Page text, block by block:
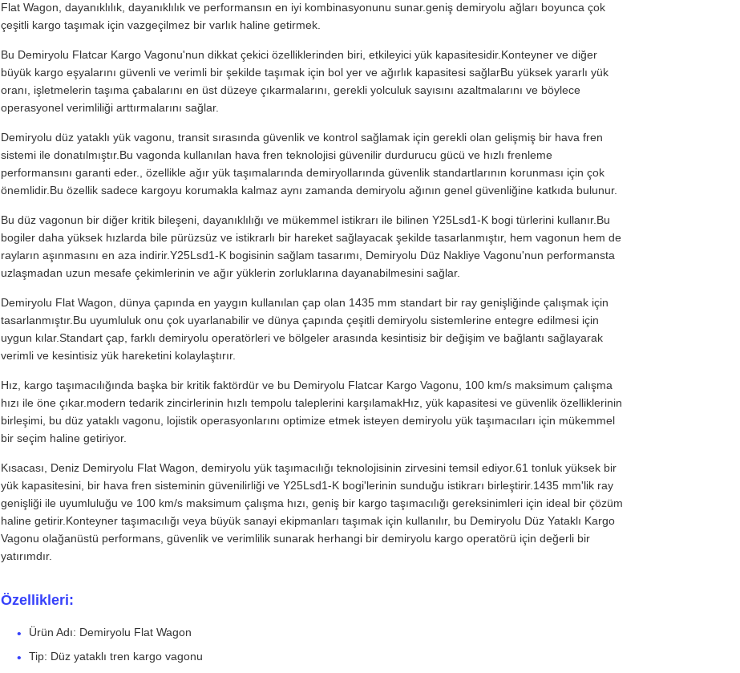
Flat Wagon, dayanıklılık, dayanıklılık ve performansın en iyi kombinasyonunu sunar.geniş demiryolu ağları boyunca çok
çeşitli kargo taşımak için vazgeçilmez bir varlık haline getirmek.
Bu Demiryolu Flatcar Kargo Vagonu'nun dikkat çekici özelliklerinden biri, etkileyici yük kapasitesidir.Konteyner ve diğer
büyük kargo eşyalarını güvenli ve verimli bir şekilde taşımak için bol yer ve ağırlık kapasitesi sağlarBu yüksek yararlı yük
oranı, işletmelerin taşıma çabalarını en üst düzeye çıkarmalarını, gerekli yolculuk sayısını azaltmalarını ve böylece
operasyonel verimliliği arttırmalarını sağlar.
Demiryolu düz yataklı yük vagonu, transit sırasında güvenlik ve kontrol sağlamak için gerekli olan gelişmiş bir hava fren
sistemi ile donatılmıştır.Bu vagonda kullanılan hava fren teknolojisi güvenilir durdurucu gücü ve hızlı frenleme
performansını garanti eder., özellikle ağır yük taşımalarında demiryollarında güvenlik standartlarının korunması için çok
önemlidir.Bu özellik sadece kargoyu korumakla kalmaz aynı zamanda demiryolu ağının genel güvenliğine katkıda bulunur.
Bu düz vagonun bir diğer kritik bileşeni, dayanıklılığı ve mükemmel istikrarı ile bilinen Y25Lsd1-K bogi türlerini kullanır.Bu
bogiler daha yüksek hızlarda bile pürüzsüz ve istikrarlı bir hareket sağlayacak şekilde tasarlanmıştır, hem vagonun hem de
rayların aşınmasını en aza indirir.Y25Lsd1-K bogisinin sağlam tasarımı, Demiryolu Düz Nakliye Vagonu'nun performansta
uzlaşmadan uzun mesafe çekimlerinin ve ağır yüklerin zorluklarına dayanabilmesini sağlar.
Demiryolu Flat Wagon, dünya çapında en yaygın kullanılan çap olan 1435 mm standart bir ray genişliğinde çalışmak için
tasarlanmıştır.Bu uyumluluk onu çok uyarlanabilir ve dünya çapında çeşitli demiryolu sistemlerine entegre edilmesi için
uygun kılar.Standart çap, farklı demiryolu operatörleri ve bölgeler arasında kesintisiz bir değişim ve bağlantı sağlayarak
verimli ve kesintisiz yük hareketini kolaylaştırır.
Hız, kargo taşımacılığında başka bir kritik faktördür ve bu Demiryolu Flatcar Kargo Vagonu, 100 km/s maksimum çalışma
hızı ile öne çıkar.modern tedarik zincirlerinin hızlı tempolu taleplerini karşılamakHız, yük kapasitesi ve güvenlik özelliklerinin
birleşimi, bu düz yataklı vagonu, lojistik operasyonlarını optimize etmek isteyen demiryolu yük taşımacıları için mükemmel
bir seçim haline getiriyor.
Kısacası, Deniz Demiryolu Flat Wagon, demiryolu yük taşımacılığı teknolojisinin zirvesini temsil ediyor.61 tonluk yüksek bir
yük kapasitesini, bir hava fren sisteminin güvenilirliği ve Y25Lsd1-K bogi'lerinin sunduğu istikrarı birleştirir.1435 mm'lik ray
genişliği ile uyumluluğu ve 100 km/s maksimum çalışma hızı, geniş bir kargo taşımacılığı gereksinimleri için ideal bir çözüm
haline getirir.Konteyner taşımacılığı veya büyük sanayi ekipmanları taşımak için kullanılır, bu Demiryolu Düz Yataklı Kargo
Vagonu olağanüstü performans, güvenlik ve verimlilik sunarak herhangi bir demiryolu kargo operatörü için değerli bir
yatırımdır.
Özellikleri:
Ürün Adı: Demiryolu Flat Wagon
Tip: Düz yataklı tren kargo vagonu